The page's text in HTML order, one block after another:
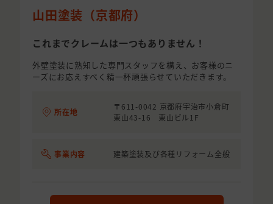
山田塗装（京都府）
これまでクレームは一つもありません！
外壁塗装に熟知した専門スタッフを構え、お客様のニ
ーズにお応えすべく精一杯頑張らせていただきます。
所在地
〒611-0042 京都府宇治市小倉町
東山43-16 東山ビル1F
事業内容 建築塗装及び各種リフォーム全般